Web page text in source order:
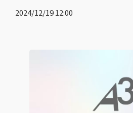
2024/12/19 12:00